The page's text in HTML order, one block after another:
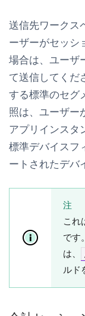
送信先ワークス
ーザーがセッシ
場合は、ユーザ
て送信してくだ
する標準のセグ
照は、ユーザー
アプリインスタ
標準デバイスフ
ートされたデバ
注
これ
です
は、
ルド